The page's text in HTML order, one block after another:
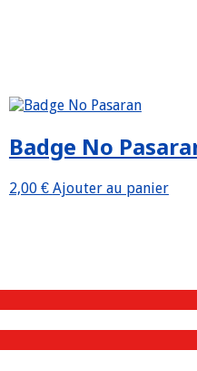
Badge No
2,00 € Ajouter au panier